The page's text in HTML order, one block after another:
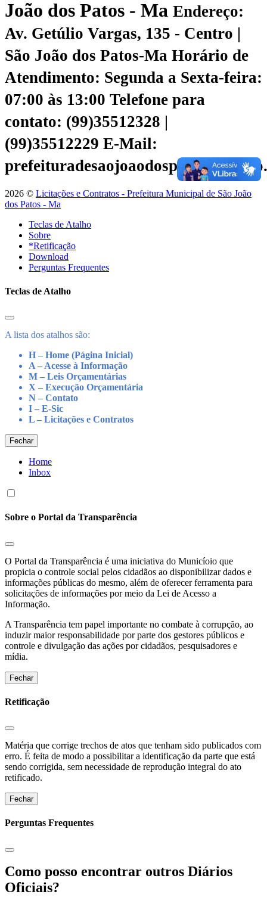
João dos Patos - Ma Endereço:
Av. Getúlio Vargas, 135 - Centro |
São João dos Patos-Ma Horário de
Atendimento: Segunda a Sexta-feira:
07:00 às 13:00 Telefone para
contato: (99)35512328 |
(99)35512229 E-Mail:
2026 © Licitações e Contratos - Prefeitura Municipal de São João
dos Patos - Ma
Teclas de Atalho
Sobre
*Retificação
Download
Perguntas Frequentes
Teclas de Atalho
A lista dos atalhos são:
H – Home (Página Inicial)
A – Acesse à Informação
M – Leis Orçamentárias
X – Execução Orçamentária
N – Contato
I – E-Sic
L – Licitações e Contratos
Fechar
Home
Inbox
Sobre o Portal da Transparência
O Portal da Transparência é uma iniciativa do Municíoio que
propicia o controle social pelos cidadãos ao disponibilizar dados e
informações públicas do mesmo, além de oferecer ferramenta para
solicitações de informações por meio da Lei de Acesso a
Informação.
A Transparência tem papel importante no combate à corrupção, ao
induzir maior responsabilidade por parte dos gestores públicos e
controle e divulgação das ações por cidadãos, pesquisadores e
mídia.
Fechar
Retificação
Matéria que corrige trechos de atos que tenham sido publicados com
erro. É feita de modo a possibilitar a identificação da parte que está
sendo corrigida, sem necessidade de reprodução integral do ato
retificado.
Fechar
Perguntas Frequentes
Como posso encontrar outros Diários
Oficiais?